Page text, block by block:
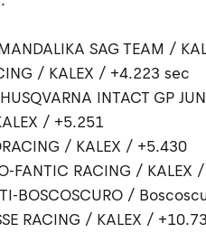
SAG TEAM /
/ KALEX / +4.223 sec
INTACT GP
/ +5.251
/ KALEX / +5.430
FANTIC RACING / KALEX
BOSCOSCURO /
RACING / KALEX /